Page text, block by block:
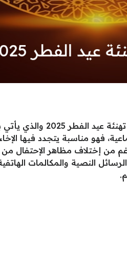
يهتم الكثير من المسلمين في
فهو مناسبة يتجدد فيها
من إختلاف مظاهر الإحتفال
النصية والمكالمات